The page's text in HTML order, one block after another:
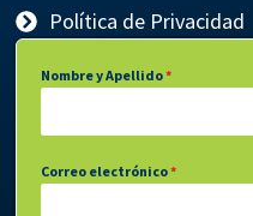
Política de Privacidad
Nombre y Apellido*
Correo electrónico*